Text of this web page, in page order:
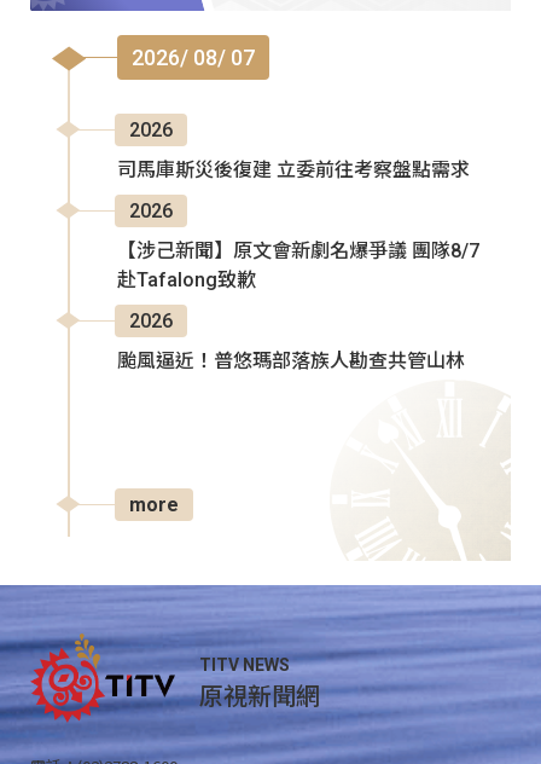
2026/ 08/ 07
2026
司馬庫斯災後復建 立委前往考察盤點需求
2026
【涉己新聞】原文會新劇名爆爭議 團隊8/7
赴Tafalong致歉
2026
颱風逼近！普悠瑪部落族人勘查共管山林
more
TITV NEWS
原視新聞網